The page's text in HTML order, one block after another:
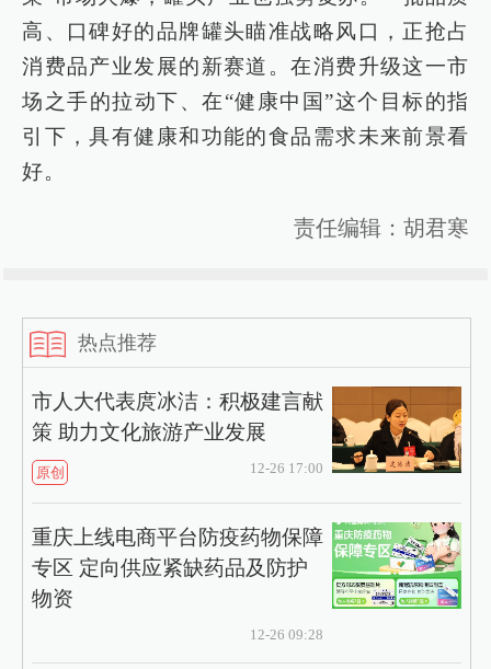
高、口碑好的品牌罐头瞄准战略风口，正抢占
消费品产业发展的新赛道。在消费升级这一市
场之手的拉动下、在“健康中国”这个目标的指
引下，具有健康和功能的食品需求未来前景看
好。
责任编辑：胡君寒
热点推荐
市人大代表庹冰洁：积极建言献
策 助力文化旅游产业发展
原创 12-26 17:00
重庆上线电商平台防疫药物保障
专区 定向供应紧缺药品及防护
物资
12-26 09:28